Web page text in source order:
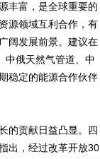
丰富，是全球重要的
源领域互利合作，有
阔发展前景。建议在
中俄天然气管道、中
稳定的能源合作伙伴
的贡献日益凸显。四
出，经过改革开放30